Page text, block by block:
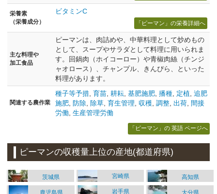
栄養素
（栄養成分）
ビタミンC
「ピーマン」の栄養詳細へ
主な料理や
加工食品
ピーマンは、肉詰めや、中華料理として炒めもの
として、スープやサラダとして料理に用いられま
す。回鍋肉（ホイコーロー）や青椒肉絲（チンジ
ャオロース）、チャンプル、きんぴら、といった
料理があります。
関連する農作業
種子等予措 育苗 耕耘 基肥施肥 播種 定植 追肥
施肥 防除 除草 育生管理 収穫 調整 出荷 間接
労働 生産管理労働
「ピーマン」の 英語 ページへ
ピーマンの収穫量上位の産地(都道府県)
茨城県 宮崎県 高知県
鹿児島県 岩手県 大分県